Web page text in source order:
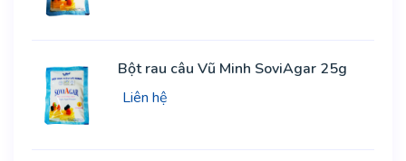
Bột rau câu Vũ Minh SoviAgar 25g
Liên hệ